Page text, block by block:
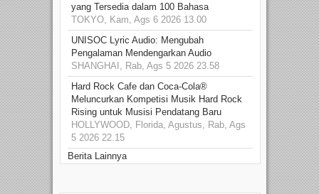
yang Tersedia dalam 100 Bahasa
TOKYO, Kam, Ags 6 2026 13.00
UNISOC Lyric Audio: Mengubah
Pengalaman Mendengarkan Audio
SHANGHAI, Rab, Ags 5 2026 23.58
Hard Rock Cafe dan Coca-Cola®
Meluncurkan Kompetisi Musik Hard Rock
Rising untuk Musisi Pendatang Baru
HOLLYWOOD, Florida, Agustus, Rab, Ags
5 2026 22.15
Berita Lainnya